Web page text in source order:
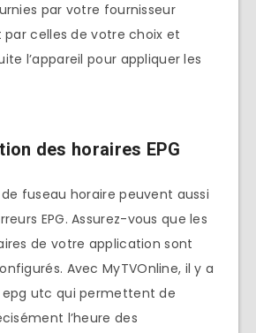
par votre fournisseur
par celles de votre choix et
l’appareil pour appliquer les
des horaires EPG
fuseau horaire peuvent aussi
EPG. Assurez-vous que les
de votre application sont
Avec MyTVOnline, il y a
utc qui permettent de
l’heure des